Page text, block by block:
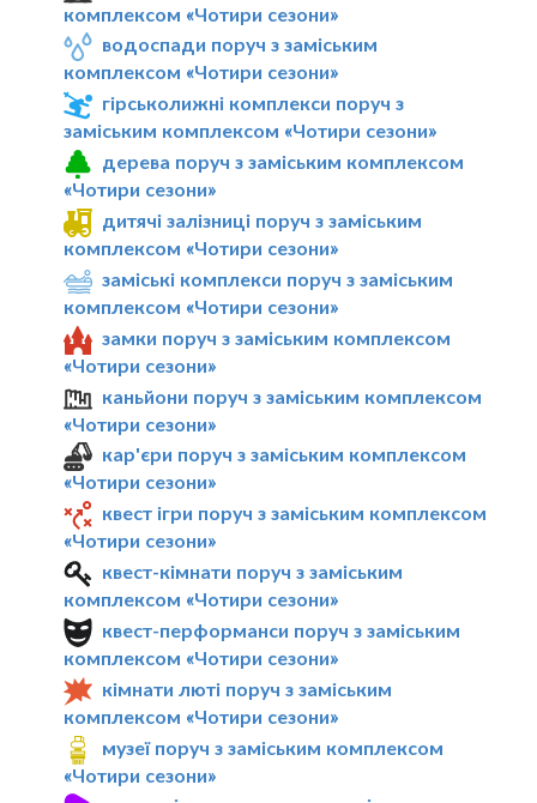
комплексом «Чотири сезони»
водоспади поруч з заміським
комплексом «Чотири сезони»
гірськолижні комплекси поруч з
заміським комплексом «Чотири сезони»
дерева поруч з заміським комплексом
«Чотири сезони»
дитячі залізниці поруч з заміським
комплексом «Чотири сезони»
заміські комплекси поруч з заміським
комплексом «Чотири сезони»
замки поруч з заміським комплексом
«Чотири сезони»
каньйони поруч з заміським комплексом
«Чотири сезони»
кар'єри поруч з заміським комплексом
«Чотири сезони»
квест ігри поруч з заміським комплексом
«Чотири сезони»
квест-кімнати поруч з заміським
комплексом «Чотири сезони»
квест-перформанси поруч з заміським
комплексом «Чотири сезони»
кімнати люті поруч з заміським
комплексом «Чотири сезони»
музеї поруч з заміським комплексом
«Чотири сезони»